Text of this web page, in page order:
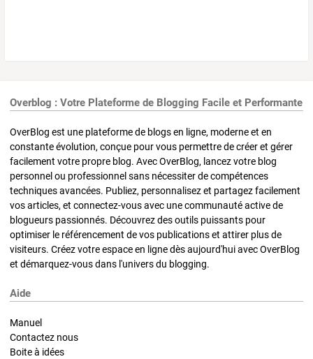
Overblog : Votre Plateforme de Blogging Facile et Performante
OverBlog est une plateforme de blogs en ligne, moderne et en
constante évolution, conçue pour vous permettre de créer et gérer
facilement votre propre blog. Avec OverBlog, lancez votre blog
personnel ou professionnel sans nécessiter de compétences
techniques avancées. Publiez, personnalisez et partagez facilement
vos articles, et connectez-vous avec une communauté active de
blogueurs passionnés. Découvrez des outils puissants pour
optimiser le référencement de vos publications et attirer plus de
visiteurs. Créez votre espace en ligne dès aujourd'hui avec OverBlog
et démarquez-vous dans l'univers du blogging.
Aide
Manuel
Contactez nous
Boite à idées